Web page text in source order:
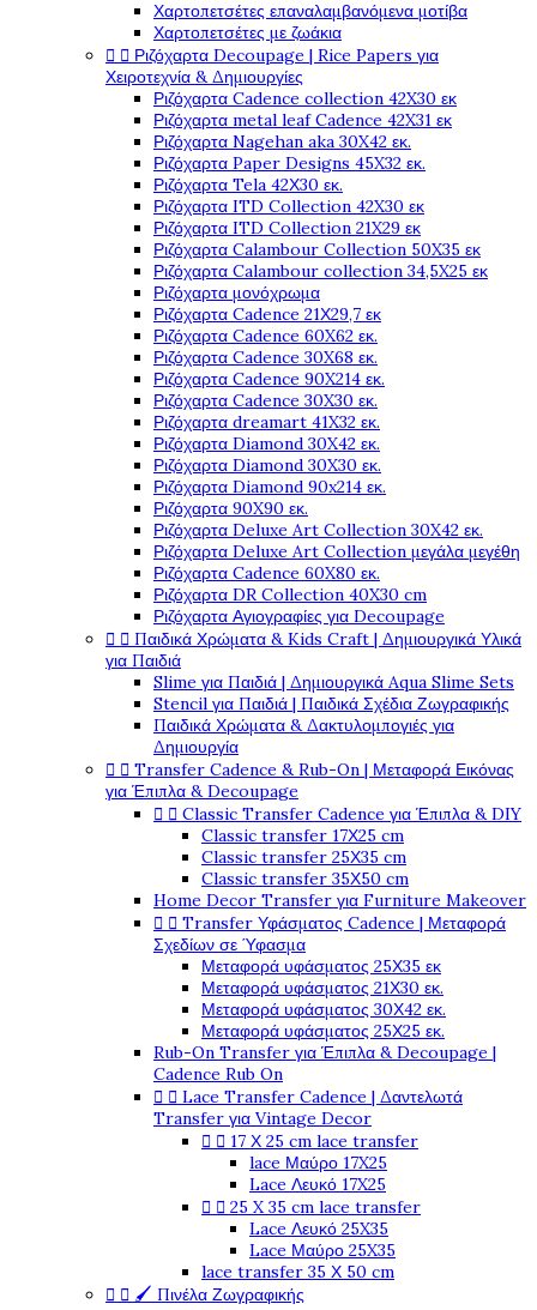
Χαρτοπετσέτες επαναλαμβανόμενα μοτίβα
Χαρτοπετσέτες με ζωάκια
  Ριζόχαρτα Decoupage | Rice Papers για
Χειροτεχνία & Δημιουργίες
Ριζόχαρτα Cadence collection 42X30 εκ
Ριζόχαρτα metal leaf Cadence 42X31 εκ
Ριζόχαρτα Nagehan aka 30X42 εκ.
Ριζόχαρτα Paper Designs 45X32 εκ.
Ριζόχαρτα Tela 42Χ30 εκ.
Ριζόχαρτα ITD Collection 42X30 εκ
Ριζόχαρτα ITD Collection 21X29 εκ
Ριζόχαρτα Calambour Collection 50X35 εκ
Ριζόχαρτα Calambour collection 34,5X25 εκ
Ριζόχαρτα μονόχρωμα
Ριζόχαρτα Cadence 21Χ29,7 εκ
Ριζόχαρτα Cadence 60X62 εκ.
Ριζόχαρτα Cadence 30X68 εκ.
Ριζόχαρτα Cadence 90X214 εκ.
Ριζόχαρτα Cadence 30X30 εκ.
Ριζόχαρτα dreamart 41X32 εκ.
Ριζόχαρτα Diamond 30X42 εκ.
Ριζόχαρτα Diamond 30X30 εκ.
Ριζόχαρτα Diamond 90x214 εκ.
Ριζόχαρτα 90X90 εκ.
Ριζόχαρτα Deluxe Art Collection 30X42 εκ.
Ριζόχαρτα Deluxe Art Collection μεγάλα μεγέθη
Ριζόχαρτα Cadence 60X80 εκ.
Ριζόχαρτα DR Collection 40X30 cm
Ριζόχαρτα Αγιογραφίες για Decoupage
  Παιδικά Χρώματα & Kids Craft | Δημιουργικά Υλικά
για Παιδιά
Slime για Παιδιά | Δημιουργικά Aqua Slime Sets
Stencil για Παιδιά | Παιδικά Σχέδια Ζωγραφικής
Παιδικά Χρώματα & Δακτυλομπογιές για
Δημιουργία
  Transfer Cadence & Rub-On | Μεταφορά Εικόνας
για Έπιπλα & Decoupage
  Classic Transfer Cadence για Έπιπλα & DIY
Classic transfer 17Χ25 cm
Classic transfer 25Χ35 cm
Classic transfer 35Χ50 cm
Home Decor Transfer για Furniture Makeover
  Transfer Υφάσματος Cadence | Μεταφορά
Σχεδίων σε Ύφασμα
Μεταφορά υφάσματος 25Χ35 εκ
Μεταφορά υφάσματος 21Χ30 εκ.
Μεταφορά υφάσματος 30Χ42 εκ.
Μεταφορά υφάσματος 25Χ25 εκ.
Rub-On Transfer για Έπιπλα & Decoupage |
Cadence Rub On
  Lace Transfer Cadence | Δαντελωτά
Transfer για Vintage Decor
  17 Χ 25 cm lace transfer
lace Μαύρο 17X25
Lace Λευκό 17X25
  25 X 35 cm lace transfer
Lace Λευκό 25X35
Lace Μαύρο 25X35
lace transfer 35 Χ 50 cm
  🖌️ Πινέλα Ζωγραφικής